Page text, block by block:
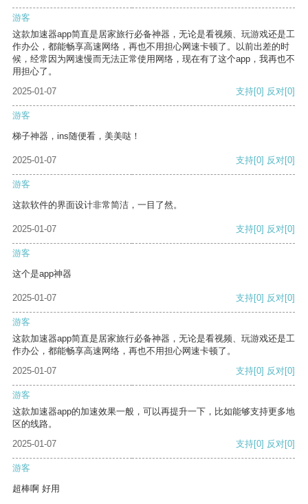
游客
这款加速器app简直是居家旅行必备神器，无论是看视频、玩游戏还是工
作办公，都能畅享高速网络，再也不用担心网速卡顿了。以前出差的时
候，经常因为网速慢而无法正常使用网络，现在有了这个app，我再也不
用担心了。
2025-01-07
支持[0] 反对[0]
游客
梯子神器，ins随便看，美美哒！
2025-01-07 支持[0] 反对[0]
游客
这款软件的界面设计非常简洁，一目了然。
2025-01-07 支持[0] 反对[0]
游客
这个是app神器
2025-01-07 支持[0] 反对[0]
游客
这款加速器app简直是居家旅行必备神器，无论是看视频、玩游戏还是工
作办公，都能畅享高速网络，再也不用担心网速卡顿了。
2025-01-07
支持[0] 反对[0]
游客
这款加速器app的加速效果一般，可以再提升一下，比如能够支持更多地
区的线路。
2025-01-07
支持[0] 反对[0]
游客
超棒啊 好用